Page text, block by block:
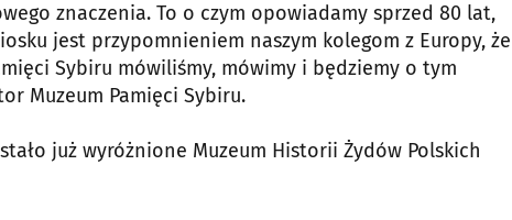
znaczenia. To o czym opowiadamy sprzed 80 lat,
jest przypomnieniem naszym kolegom z Europy, że
Sybiru mówiliśmy, mówimy i będziemy o tym
Muzeum Pamięci Sybiru.
już wyróżnione Muzeum Historii Żydów Polskich